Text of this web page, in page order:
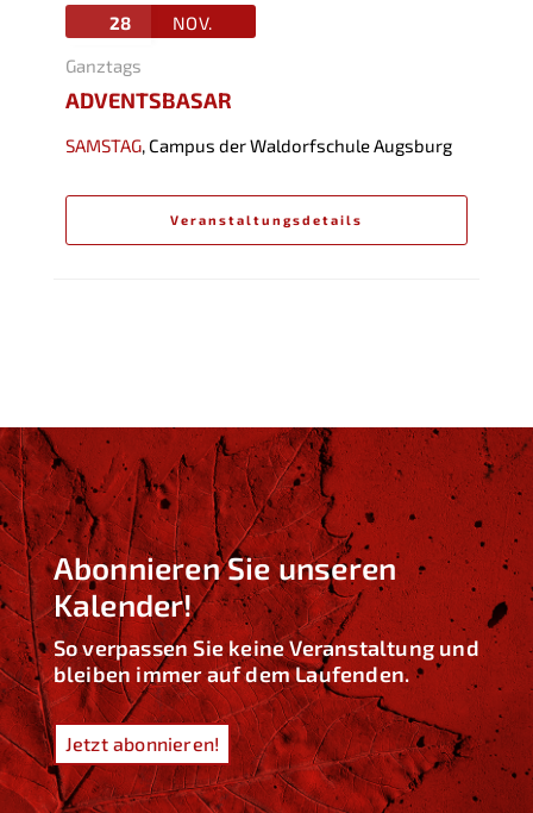
28
NOV.
Ganztags
ADVENTSBASAR
SAMSTAG, Campus der Waldorfschule Augsburg
Veranstaltungsdetails
Abonnieren Sie unseren
Kalender!
So verpassen Sie keine Veranstaltung und
bleiben immer auf dem Laufenden.
Jetzt abonnieren!